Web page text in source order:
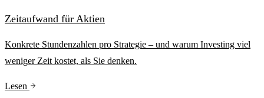
Zeitaufwand für Aktien
Konkrete Stundenzahlen pro Strategie – und warum Investing viel
weniger Zeit kostet, als Sie denken.
Lesen